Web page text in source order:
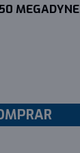
MEGADYNE